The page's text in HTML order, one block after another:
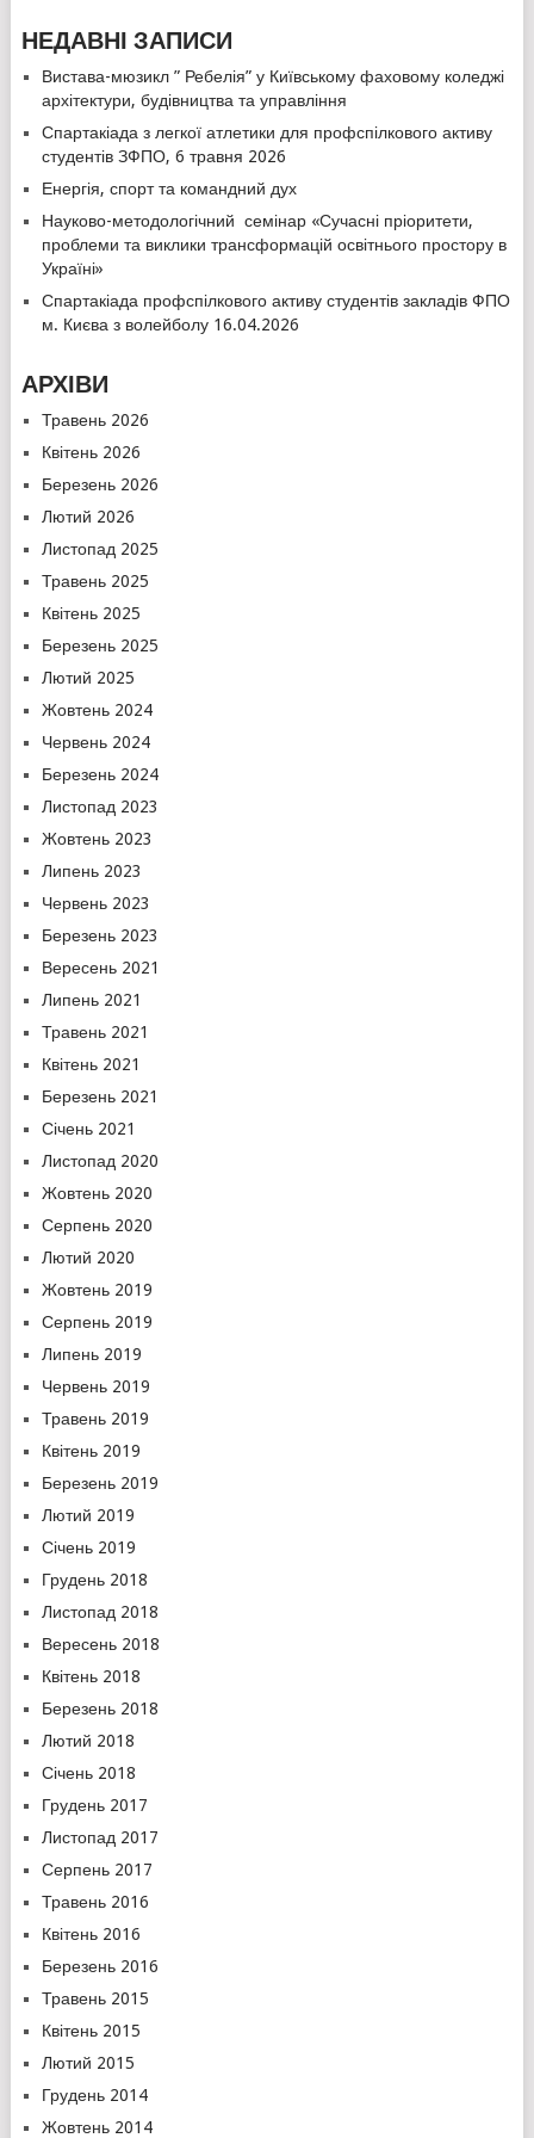
НЕДАВНІ ЗАПИСИ
Вистава-мюзикл ” Ребелія” у Київському фаховому коледжі
архітектури, будівництва та управління
Спартакіада з легкої атлетики для профспілкового активу
студентів ЗФПО, 6 травня 2026
Енергія, спорт та командний дух
Науково-методологічний семінар «Сучасні пріоритети,
проблеми та виклики трансформацій освітнього простору в
Україні»
Спартакіада профспілкового активу студентів закладів ФПО
м. Києва з волейболу 16.04.2026
АРХІВИ
Травень 2026
Квітень 2026
Березень 2026
Лютий 2026
Листопад 2025
Травень 2025
Квітень 2025
Березень 2025
Лютий 2025
Жовтень 2024
Червень 2024
Березень 2024
Листопад 2023
Жовтень 2023
Липень 2023
Червень 2023
Березень 2023
Вересень 2021
Липень 2021
Травень 2021
Квітень 2021
Березень 2021
Січень 2021
Листопад 2020
Жовтень 2020
Серпень 2020
Лютий 2020
Жовтень 2019
Серпень 2019
Липень 2019
Червень 2019
Травень 2019
Квітень 2019
Березень 2019
Лютий 2019
Січень 2019
Грудень 2018
Листопад 2018
Вересень 2018
Квітень 2018
Березень 2018
Лютий 2018
Січень 2018
Грудень 2017
Листопад 2017
Серпень 2017
Травень 2016
Квітень 2016
Березень 2016
Травень 2015
Квітень 2015
Лютий 2015
Грудень 2014
Жовтень 2014